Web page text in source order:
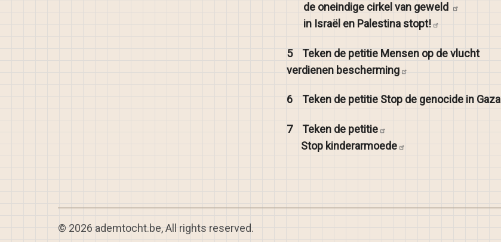
de oneindige cirkel van geweld
in Israël en Palestina stopt!
5Teken de petitie Mensen op de vlucht
verdienen bescherming
6Teken de petitie Stop de genocide in Gaza
7Teken de petitie
Stop kinderarmoede
© 2026 ademtocht.be, All rights reserved.